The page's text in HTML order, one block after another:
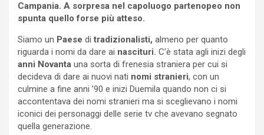
Campania. A sorpresa nel capoluogo partenopeo non
spunta quello forse più atteso.
Siamo un Paese ditradizionalisti, almeno per quanto
riguarda i nomi da dare ai nascituri. C’è stata agli inizi degli
anni Novanta una sorta di frenesia straniera per cui si
decideva di dare ai nuovi nati nomi stranieri, con un
culmine a fine anni ’90 e inizi Duemila quando non ci si
accontentava dei nomi stranieri ma si sceglievano i nomi
iconici dei personaggi delle serie tv che avevano segnato
quella generazione.